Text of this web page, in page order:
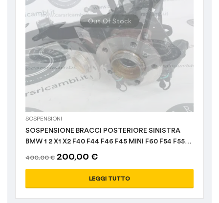
Out Of Stock
SOSPENSIONI
SOSPENSIONE BRACCI POSTERIORE SINISTRA
BMW 1 2 X1 X2 F40 F44 F46 F45 MINI F60 F54 F55
400,00€ 200,00 €
LEGGI TUTTO